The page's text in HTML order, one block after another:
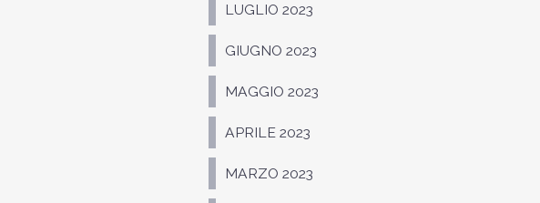
LUGLIO 2023
GIUGNO 2023
MAGGIO 2023
APRILE 2023
MARZO 2023